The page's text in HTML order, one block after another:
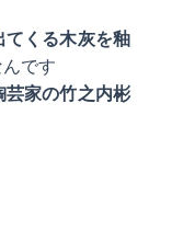
てくる木灰を釉
です
芸家の竹之内彬